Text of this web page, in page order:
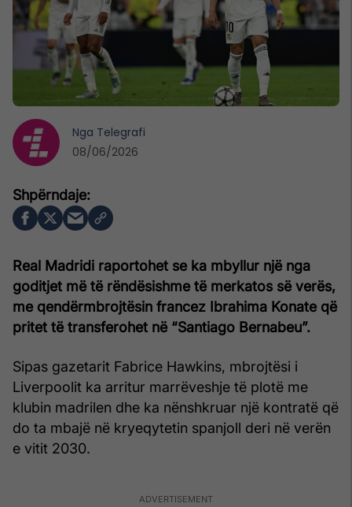
Real Madridi raportohet se ka mbyllur një nga
goditjet më të rëndësishme të merkatos së verës,
me qendërmbrojtësin francez Ibrahima Konate që
pritet të transferohet në “Santiago Bernabeu”.
Sipas gazetarit Fabrice Hawkins, mbrojtësi i
Liverpoolit ka arritur marrëveshje të plotë me
klubin madrilen dhe ka nënshkruar një kontratë që
do ta mbajë në kryeqytetin spanjoll deri në verën
e vitit 2030.
Nga Telegrafi
08/06/2026